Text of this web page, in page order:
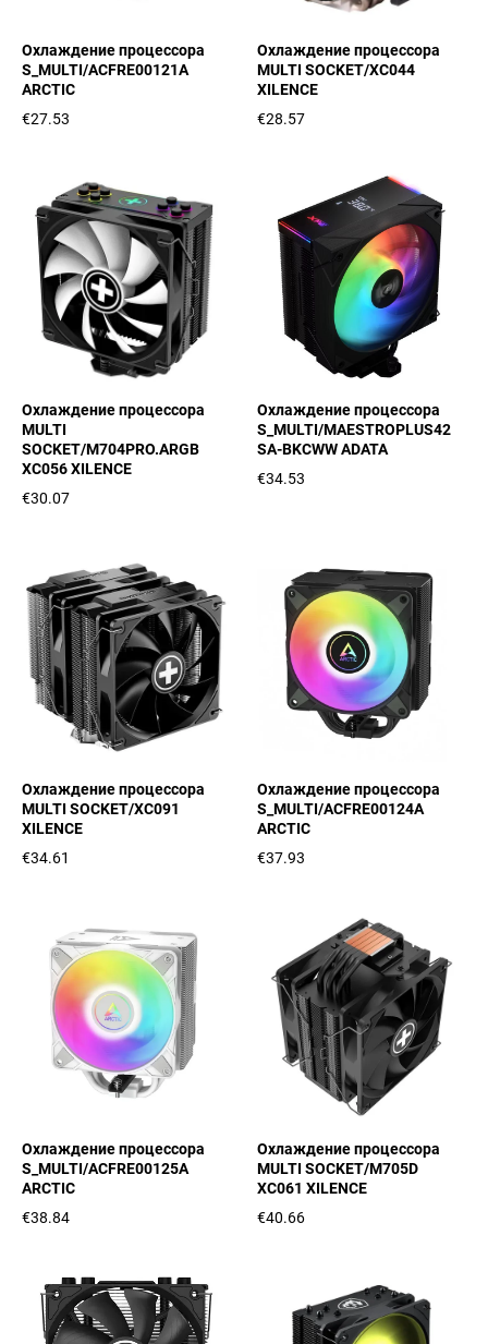
Охлаждение процессора
S_MULTI/ACFRE00121A
ARCTIC
€27.53
Охлаждение процессора
MULTI SOCKET/XC044
XILENCE
€28.57
Охлаждение процессора
MULTI
SOCKET/M704PRO.ARGB
XC056 XILENCE
€30.07
Охлаждение процессора
S_MULTI/MAESTROPLUS42
SA-BKCWW ADATA
€34.53
Охлаждение процессора
MULTI SOCKET/XC091
XILENCE
€34.61
Охлаждение процессора
S_MULTI/ACFRE00124A
ARCTIC
€37.93
Охлаждение процессора
S_MULTI/ACFRE00125A
ARCTIC
€38.84
Охлаждение процессора
MULTI SOCKET/M705D
XC061 XILENCE
€40.66